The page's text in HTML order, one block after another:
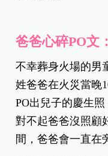
爸爸心碎PO文
不幸葬身火場的男
姓爸爸在火災當晚
PO出兒子的慶生
對不起爸爸沒照顧
間，爸爸會一直在